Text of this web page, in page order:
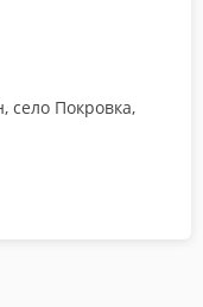
село Покровка,